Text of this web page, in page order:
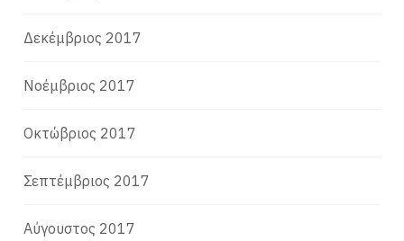
Δεκέμβριος 2017
Νοέμβριος 2017
Οκτώβριος 2017
Σεπτέμβριος 2017
Αύγουστος 2017